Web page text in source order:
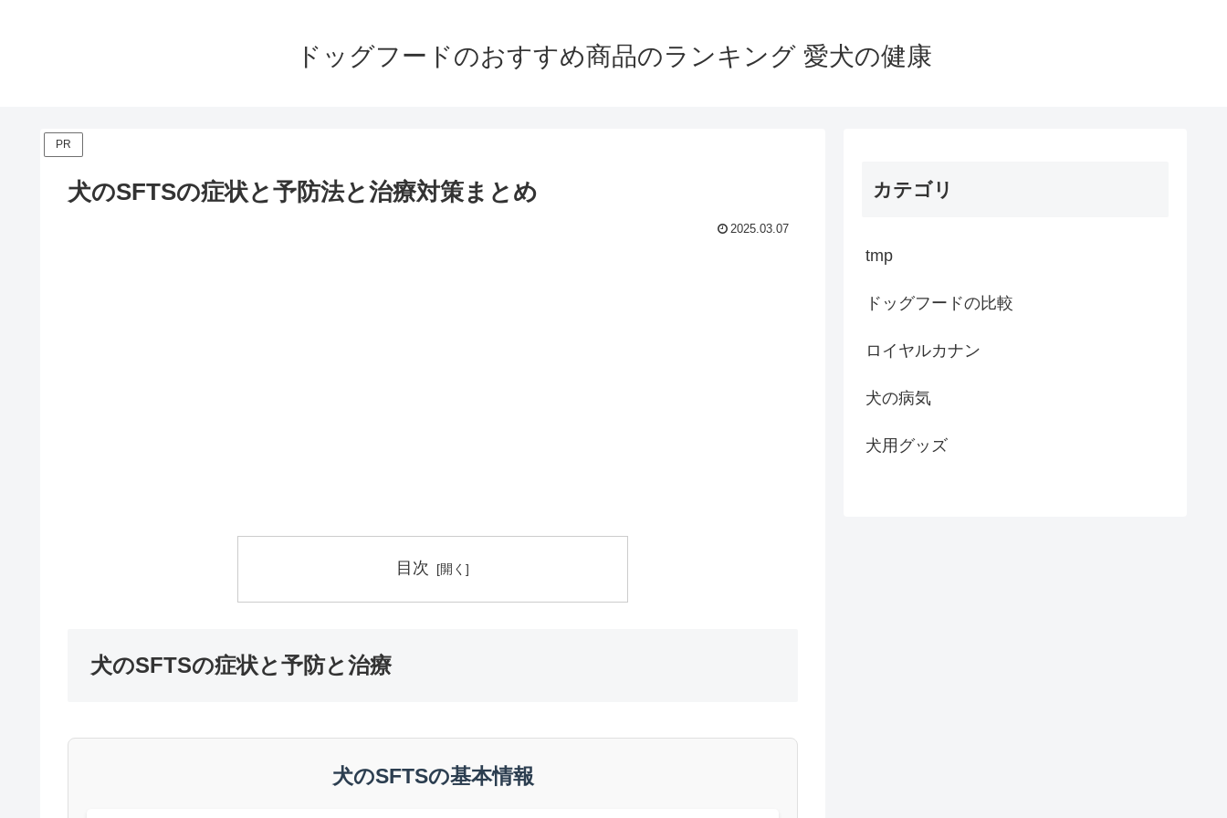
ドッグフードのおすすめ商品のランキング 愛犬の健康
PR
犬のSFTSの症状と予防法と治療対策まとめ
2025.03.07
目次
犬のSFTSの症状と予防と治療
犬のSFTSの基本情報
カテゴリ
tmp
ドッグフードの比較
ロイヤルカナン
犬の病気
犬用グッズ